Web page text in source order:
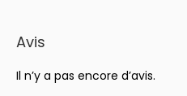
Avis
Il n’y a pas encore d’avis.